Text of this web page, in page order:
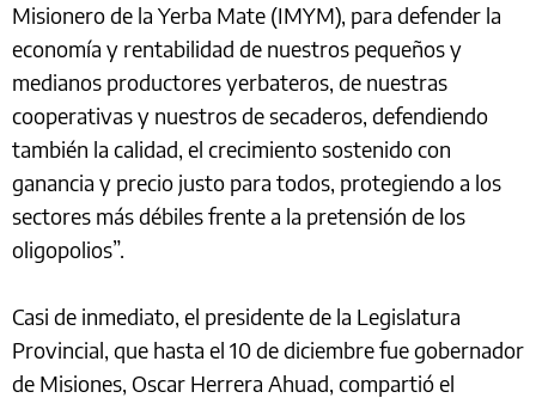
Misionero de la Yerba Mate (IMYM), para defender la
economía y rentabilidad de nuestros pequeños y
medianos productores yerbateros, de nuestras
cooperativas y nuestros de secaderos, defendiendo
también la calidad, el crecimiento sostenido con
ganancia y precio justo para todos, protegiendo a los
sectores más débiles frente a la pretensión de los
oligopolios”.
Casi de inmediato, el presidente de la Legislatura
Provincial, que hasta el 10 de diciembre fue gobernador
de Misiones, Oscar Herrera Ahuad, compartió el